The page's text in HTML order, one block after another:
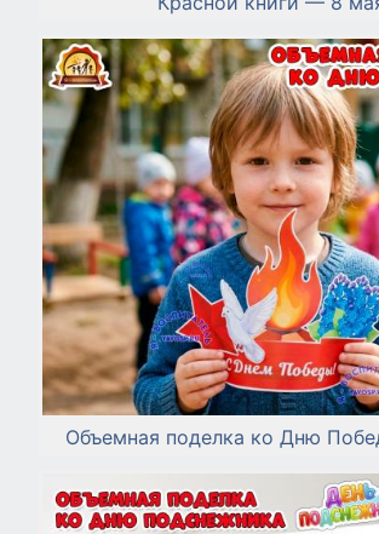
Объемная поделка ко Дню